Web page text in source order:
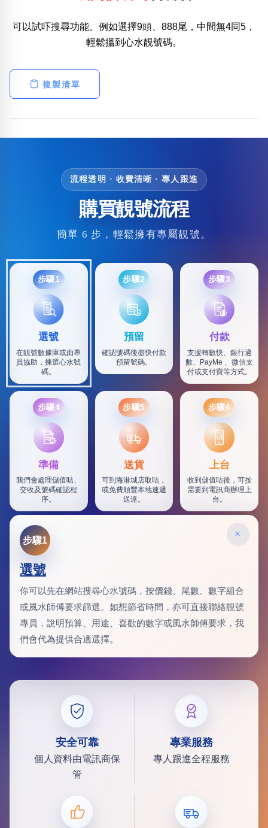
可以試吓搜尋功能。例如選擇9頭、888尾，中間無4同5，
輕鬆搵到心水靚號碼。
複製清單
流程透明 · 收費清晰 · 專人跟進
購買靚號流程
簡單 6 步，輕鬆擁有專屬靚號。
步驟1
選號
在靚號數據庫或由專
員協助，揀選心水號
碼。
步驟2
預留
確認號碼後盡快付款
預留號碼。
步驟3
付款
支援轉數快、銀行過
數、PayMe 、微信支
付或支付寶等方式。
步驟4
準備
我們會處理儲值咭、
交收及號碼確認程
序。
步驟5
SF
送貨
可到海港城店取咭，
或免費順豐本地速遞
送達。
步驟6
上台
收到儲值咭後，可按
需要到電訊商辦理上
台。
×
步驟1
選號
你可以先在網站搜尋心水號碼，按價錢、尾數、數字組合
或風水師傅要求篩選。如想節省時間，亦可直接聯絡靚號
專員，說明預算、用途、喜歡的數字或風水師傅要求，我
們會代為提供合適選擇。
安全可靠
個人資料由電訊商保
管
專業服務
專人跟進全程服務